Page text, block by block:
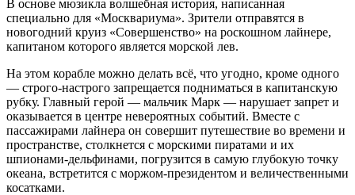
В основе мюзикла волшебная история, написанная
специально для «Москвариума». Зрители отправятся в
новогодний круиз «Совершенство» на роскошном лайнере,
капитаном которого является морской лев.
На этом корабле можно делать всё, что угодно, кроме одного
— строго-настрого запрещается подниматься в капитанскую
рубку. Главный герой — мальчик Марк — нарушает запрет и
оказывается в центре невероятных событий. Вместе с
пассажирами лайнера он совершит путешествие во времени и
пространстве, столкнется с морскими пиратами и их
шпионами-дельфинами, погрузится в самую глубокую точку
океана, встретится с моржом-президентом и величественными
косатками.